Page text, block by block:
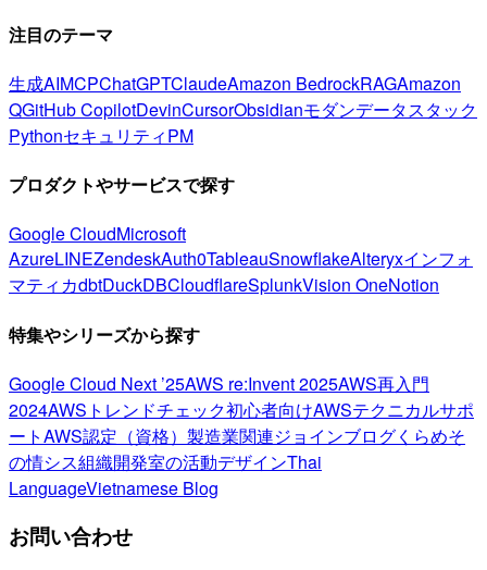
注目のテーマ
生成AIMCPChatGPTClaudeAmazon BedrockRAGAmazon
QGitHub CopilotDevinCursorObsidianモダンデータスタック
PythonセキュリティPM
プロダクトやサービスで探す
Google CloudMicrosoft
AzureLINEZendeskAuth0TableauSnowflakeAlteryxインフォ
マティカdbtDuckDBCloudflareSplunkVision OneNotion
特集やシリーズから探す
Google Cloud Next ’25AWS re:Invent 2025AWS再入門
2024AWSトレンドチェック初心者向けAWSテクニカルサポ
ートAWS認定（資格） 製造業関連ジョインブログくらめそ
の情シス組織開発室の活動デザインThai
LanguageVietnamese Blog
お問い合わせ